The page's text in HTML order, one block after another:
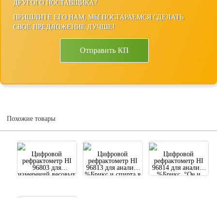
ДРУГОГО ПОСТАВЩИКА?
ПРИШЛИТЕ ЕГО НАМ, МЫ ПОСТАРАЕМСЯ СДЕЛАТЬ
СВОЕ ПРЕДЛОЖЕНИЕ ЛУЧШЕ!
Отправить КП
Похожие товары
Цифровой
рефрактометр HI
96803 для
измерений весовых
Цифровой
рефрактометр HI
96813 для анализа
%Брикс и спирта в
Цифровой
рефрактометр HI
96814 для анализа
%Брикс, °Oe и